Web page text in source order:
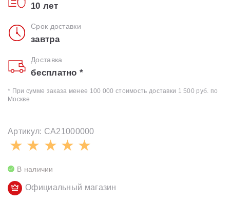
10 лет
Срок доставки
завтра
Доставка
бесплатно *
* При сумме заказа менее 100 000 стоимость доставки 1 500 руб. по
Москве
Артикул: CA21000000
В наличии
Официальный магазин